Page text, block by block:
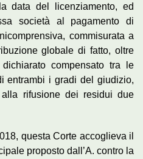
data del licenziamento, ed
società al pagamento di
commisurata a
globale di fatto, oltre
compensato tra le
entrambi i gradi del giudizio,
rifusione dei residui due
questa Corte accoglieva il
proposto dall’A. contro la